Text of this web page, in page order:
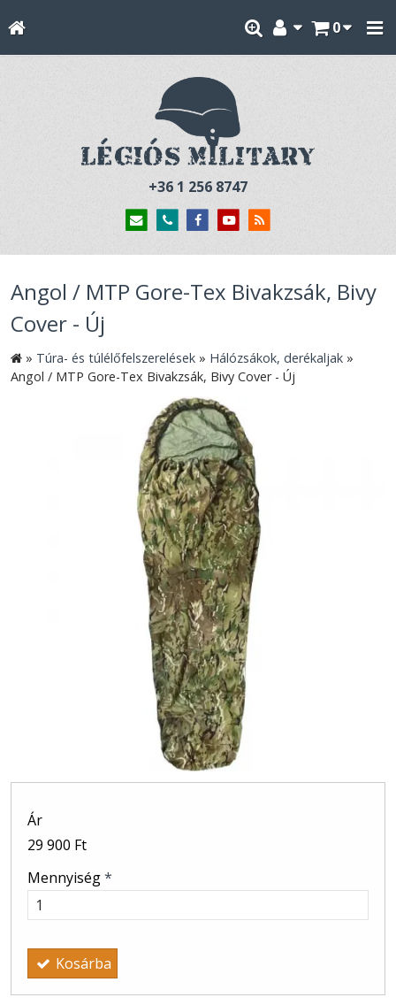
0
+36 1 256 8747
Angol / MTP Gore-Tex Bivakzsák, Bivy
Cover - Új
» Túra- és túlélőfelszerelések » Hálózsákok, derékaljak »
Angol / MTP Gore-Tex Bivakzsák, Bivy Cover - Új
Ár
29 900 Ft
Mennyiség*
Kosárba